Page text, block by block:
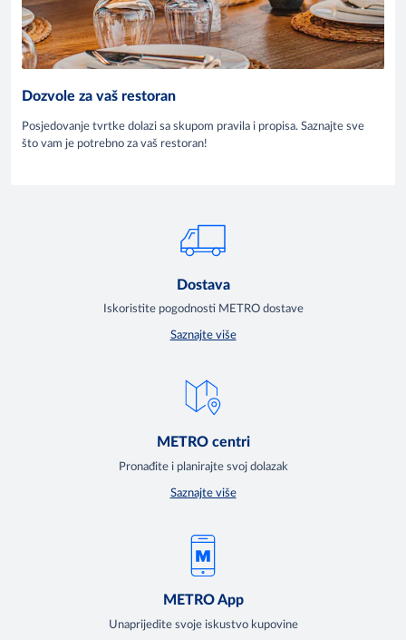
Dozvole za vaš restoran
Posjedovanje tvrtke dolazi sa skupom pravila i propisa. Saznajte sve
što vam je potrebno za vaš restoran!
Dostava
Iskoristite pogodnosti METRO dostave
Saznajte više
METRO centri
Pronađite i planirajte svoj dolazak
Saznajte više
METRO App
Unaprijedite svoje iskustvo kupovine